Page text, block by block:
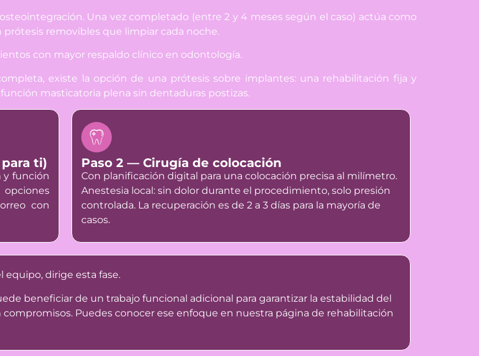
osteointegración. Una vez completado (entre 2 y 4 meses según el caso) actúa como
removibles que limpiar cada noche.
con mayor respaldo clínico en odontología.
existe la opción de una prótesis sobre implantes: una rehabilitación fija y
masticatoria plena sin dentaduras postizas.
ti)
y función
con
Paso 2 — Cirugía de colocación
Con planificación digital para una colocación precisa al milímetro.
Anestesia local: sin dolor durante el procedimiento, solo presión
controlada. La recuperación es de 2 a 3 días para la mayoría de
casos.
equipo, dirige esta fase.
beneficiar de un trabajo funcional adicional para garantizar la estabilidad del
Puedes conocer ese enfoque en nuestra página de rehabilitación